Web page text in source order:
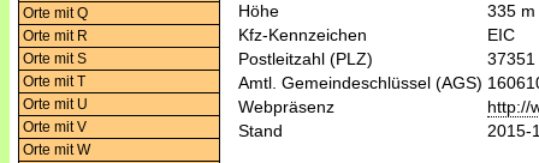
Orte mit Q
Orte mit R
Orte mit S
Orte mit T
Orte mit U
Orte mit V
Orte mit W
Höhe
335 m
Kfz-Kennzeichen
EIC
Postleitzahl (PLZ)
37351
Amtl. Gemeindeschlüssel (AGS)
Webpräsenz
http://
Stand
2015-